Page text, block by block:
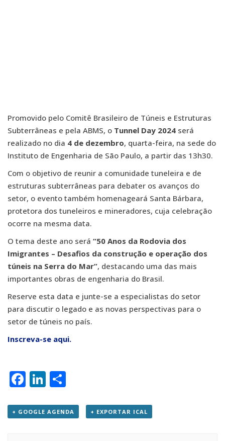
Promovido pelo Comitê Brasileiro de Túneis e Estruturas
Subterrâneas e pela ABMS, o Tunnel Day 2024 será
realizado no dia 4 de dezembro, quarta-feira, na sede do
Instituto de Engenharia de São Paulo, a partir das 13h30.
Com o objetivo de reunir a comunidade tuneleira e de
estruturas subterrâneas para debater os avanços do
setor, o evento também homenageará Santa Bárbara,
protetora dos tuneleiros e mineradores, cuja celebração
ocorre na mesma data.
O tema deste ano será “50 Anos da Rodovia dos
Imigrantes – Desafios da construção e operação dos
túneis na Serra do Mar”, destacando uma das mais
importantes obras de engenharia do Brasil.
Reserve esta data e junte-se a especialistas do setor
para discutir o legado e as novas perspectivas para o
setor de túneis no país.
Inscreva-se aqui.
Facebook
LinkedIn
+ GOOGLE AGENDA + EXPORTAR ICAL